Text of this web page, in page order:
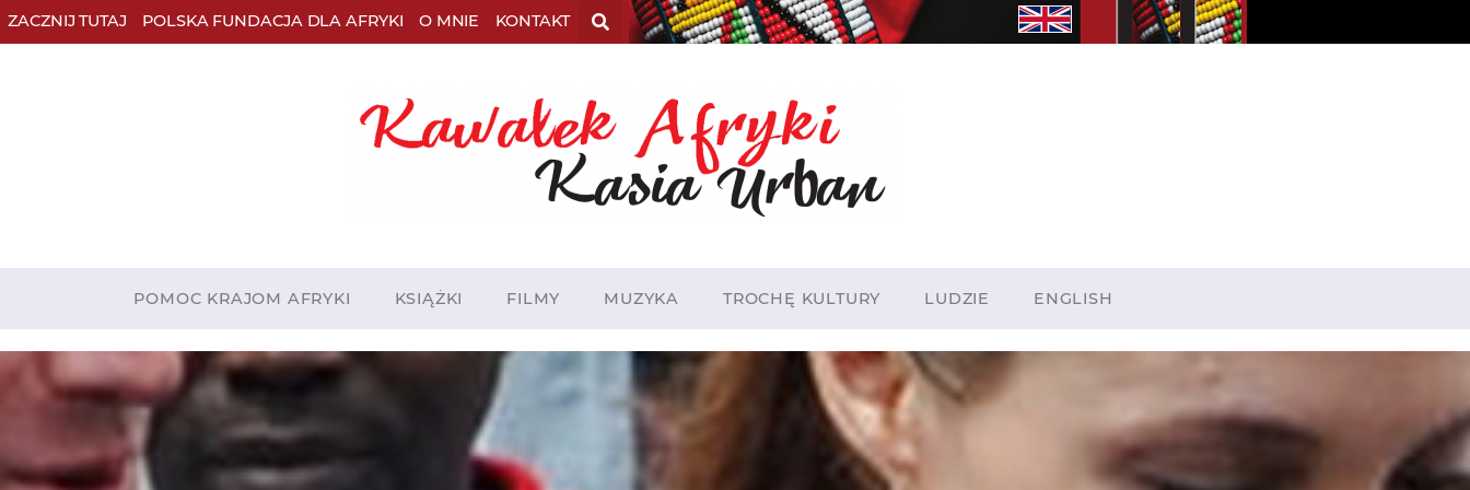
ZACZNIJ TUTAJ POLSKA FUNDACJA DLA AFRYKI O MNIE KONTAKT
POMOC KRAJOM AFRYKI KSIĄŻKI FILMY MUZYKA TROCHĘ KULTURY LUDZIE ENGLISH